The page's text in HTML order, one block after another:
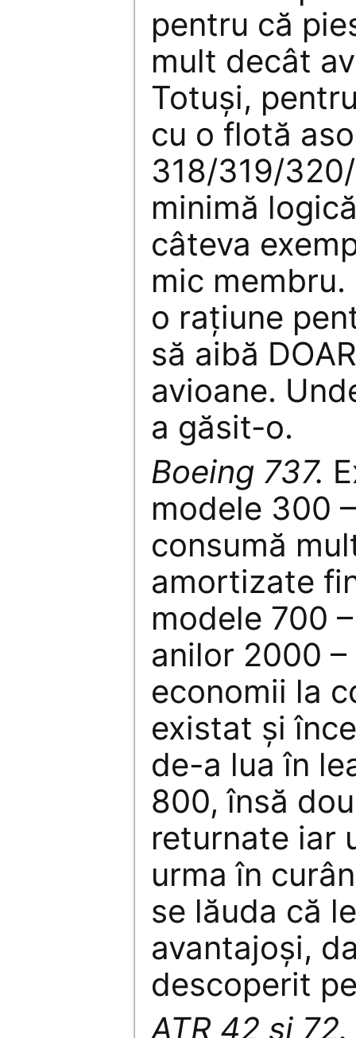
pentru că
mult decât
Totuşi,
cu o flotă
318/319/
minimă
câteva
mic
o raţiune
să aibă
avioane.
a găsit-o.
Boeing 737.
modele 300
consumă
amortizate
modele 700
anilor 2000
economii la
existat şi
de-a lua în
800, însă
returnate iar
urma în
se lăuda că
avantajoşi,
descoperit
ATR 42 şi 72.